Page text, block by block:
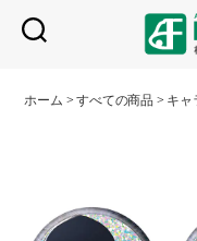
ホーム >すべての商品 > キャ